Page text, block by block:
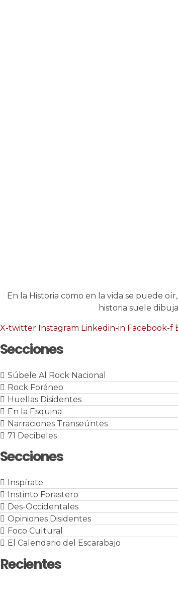
En la Historia como en la vida se puede
historia suele
X-twitter Instagram Linkedin-in Facebook-f
Secciones
Súbele Al Rock Nacional
Rock Foráneo
Huellas Disidentes
En la Esquina
Narraciones Transeúntes
71 Decibeles
Secciones
Inspírate
Instinto Forastero
Des-Occidentales
Opiniones Disidentes
Foco Cultural
El Calendario del Escarabajo
Recientes